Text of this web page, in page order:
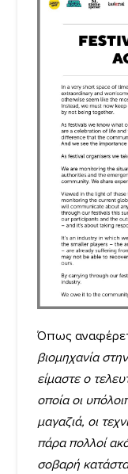
Όπως
βιομηχανία
είμαστε ο
οποία οι
μαγαζιά, οι
πάρα πολλοί
σοβαρή